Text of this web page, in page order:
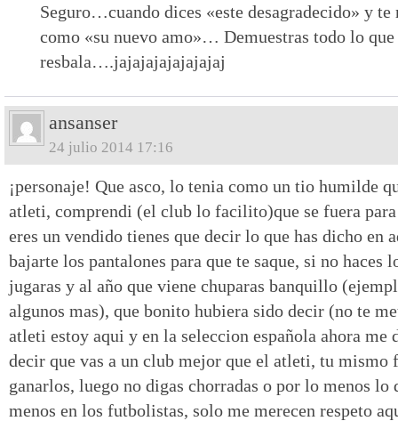
Seguro…cuando dices «este desagradecido» y te
como «su nuevo amo»… Demuestras todo lo que
resbala….jajajajajajajajaj
ansanser
24 julio 2014 17:16
¡personaje! Que asco, lo tenia como un tio humilde
atleti, comprendi (el club lo facilito)que se fuera
eres un vendido tienes que decir lo que has dicho en
bajarte los pantalones para que te saque, si no haces
jugaras y al año que viene chuparas banquillo
algunos mas), que bonito hubiera sido decir (no te
atleti estoy aqui y en la seleccion española ahora me
decir que vas a un club mejor que el atleti, tu mismo
ganarlos, luego no digas chorradas o por lo menos lo
menos en los futbolistas, solo me merecen respeto